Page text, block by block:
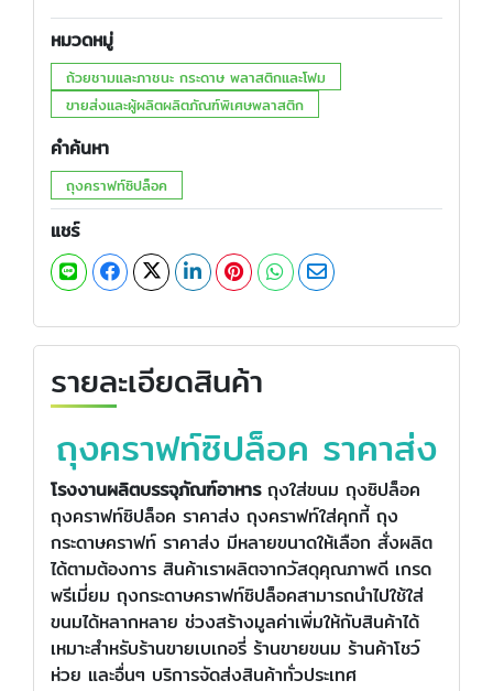
หมวดหมู่
ถ้วยชามและภาชนะ กระดาษ พลาสติกและโฟม
ขายส่งและผู้ผลิตผลิตภัณฑ์พิเศษพลาสติก
คำค้นหา
ถุงคราฟท์ซิปล็อค
แชร์
รายละเอียดสินค้า
ถุงคราฟท์ซิปล็อค ราคาส่ง
โรงงานผลิตบรรจุภัณฑ์อาหาร ถุงใส่ขนม ถุงซิปล็อค
ถุงคราฟท์ซิปล็อค ราคาส่ง ถุงคราฟท์ใส่คุกกี้ ถุง
กระดาษคราฟท์ ราคาส่ง มีหลายขนาดให้เลือก สั่งผลิต
ได้ตามต้องการ สินค้าเราผลิตจากวัสดุคุณภาพดี เกรด
พรีเมี่ยม ถุงกระดาษคราฟท์ซิปล็อคสามารถนำไปใช้ใส่
ขนมได้หลากหลาย ช่วงสร้างมูลค่าเพิ่มให้กับสินค้าได้
เหมาะสำหรับร้านขายเบเกอรี่ ร้านขายขนม ร้านค้าโชว์
ห่วย และอื่นๆ บริการจัดส่งสินค้าทั่วประเทศ